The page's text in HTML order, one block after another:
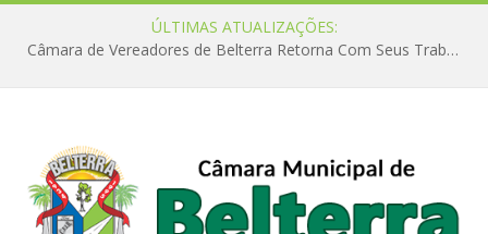
ÚLTIMAS ATUALIZAÇÕES:
Câmara de Vereadores de Belterra Retorna Com Seus Trabalhos Legislativos